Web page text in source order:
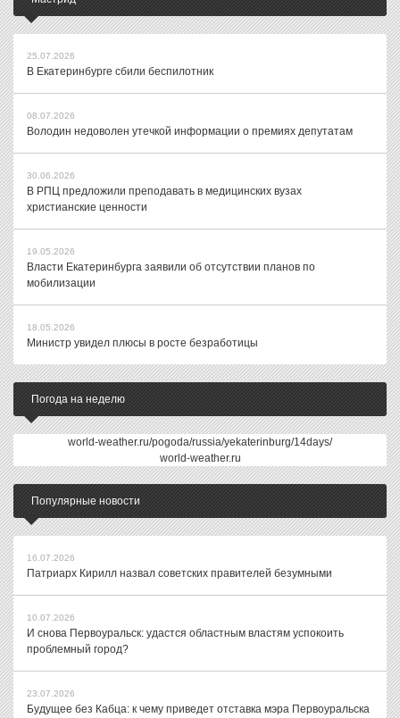
25.07.2026
В Екатеринбурге сбили беспилотник
08.07.2026
Володин недоволен утечкой информации о премиях депутатам
30.06.2026
В РПЦ предложили преподавать в медицинских вузах
христианские ценности
19.05.2026
Власти Екатеринбурга заявили об отсутствии планов по
мобилизации
18.05.2026
Министр увидел плюсы в росте безработицы
Погода на неделю
world-weather.ru/pogoda/russia/yekaterinburg/14days/
world-weather.ru
Популярные новости
16.07.2026
Патриарх Кирилл назвал советских правителей безумными
10.07.2026
И снова Первоуральск: удастся областным властям успокоить
проблемный город?
23.07.2026
Будущее без Кабца: к чему приведет отставка мэра Первоуральска